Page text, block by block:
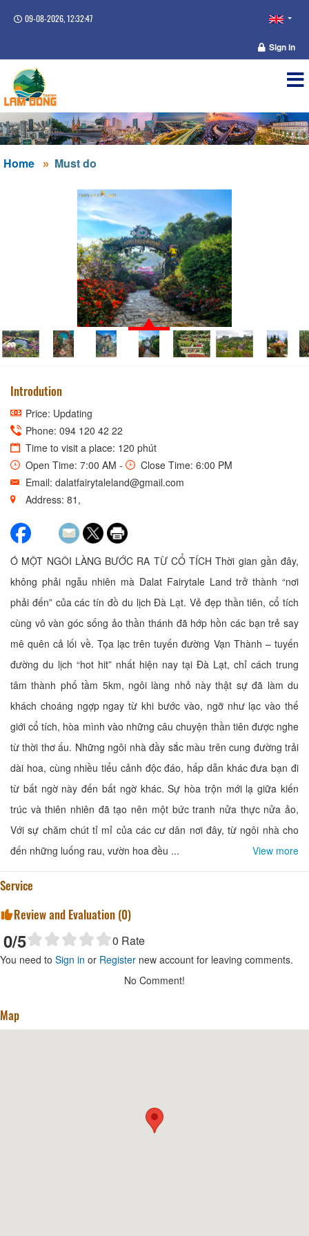
09-08-2026, 12:32:48
Sign in
Home Must do
DALAT FAIRYTALE LAND - LÀNG CỔ TÍCH
Introdution
Price: Updating
Phone: 094 120 42 22
Time to visit a place: 120 phút
Open Time: 7:00 AM -
Close Time: 6:00 PM
Email: dalatfairytaleland@gmail.com
Address: 81,
Ó MỘT NGÔI LÀNG BƯỚC RA TỪ CỔ TÍCH Thời gian gần đây,
không phải ngẫu nhiên mà Dalat Fairytale Land trở thành “nơi
phải đến” của các tín đồ du lịch Đà Lạt. Vẻ đẹp thần tiên, cổ tích
cùng vô vàn góc sống ảo thần thánh đã hớp hồn các bạn trẻ say
mê quên cả lối về. Tọa lạc trên tuyến đường Vạn Thành – tuyến
đường du lịch “hot hit” nhất hiện nay tại Đà Lạt, chỉ cách trung
tâm thành phố tầm 5km, ngôi làng nhỏ này thật sự đã làm du
khách choáng ngợp ngay từ khi bước vào, ngỡ như lạc vào thế
giới cổ tích, hòa mình vào những câu chuyện thần tiên được nghe
từ thời thơ ấu. Những ngôi nhà đầy sắc màu trên cung đường trải
dài hoa, cùng nhiều tiểu cảnh độc đáo, hấp dẫn khác đưa bạn đi
từ bất ngờ này đến bất ngờ khác. Sự hòa trộn mới lạ giữa kiến
trúc và thiên nhiên đã tạo nên một bức tranh nửa thực nửa ảo,
Với sự chăm chút tỉ mỉ của các cư dân nơi đây, từ ngôi nhà cho
đến những luống rau, vườn hoa đều ...
View more
Service
Review and Evaluation (0)
0/5 0 Rate
You need to Sign in or Register new account for leaving comments.
No Comment!
Map